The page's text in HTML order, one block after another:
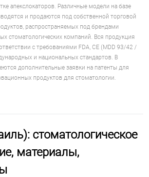
апекслокаторов. Различные модели на базе
и продаются под собственной торговой
распространяемых под брендами
стоматологических компаний. Вся продукция
с требованиями FDA, CE (MDD 93/42 /
и национальных стандартов. В
дополнительные заявки на патенты для
продуктов для стоматологии.
стоматологическое
материалы,